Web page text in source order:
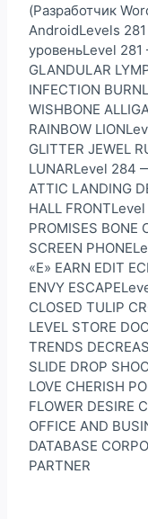
(Разработчик
AndroidLevels
уровеньLevel 281
GLANDULAR
INFECTION
WISHBONE
RAINBOW
GLITTER JEWEL
LUNARLevel 284
ATTIC LANDING
HALL
PROMISES BONE
SCREEN
«E» EARN EDIT
ENVY
CLOSED TULIP
LEVEL STORE
TRENDS
SLIDE DROP
LOVE CHERISH
FLOWER DESIRE
OFFICE AND
DATABASE
PARTNER